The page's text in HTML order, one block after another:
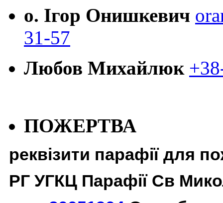
о. Ігор Онишкевич
31-57
Любов Михайлюк
ПОЖЕРТВА
реквізити парафії для
РГ УГКЦ Парафії Св